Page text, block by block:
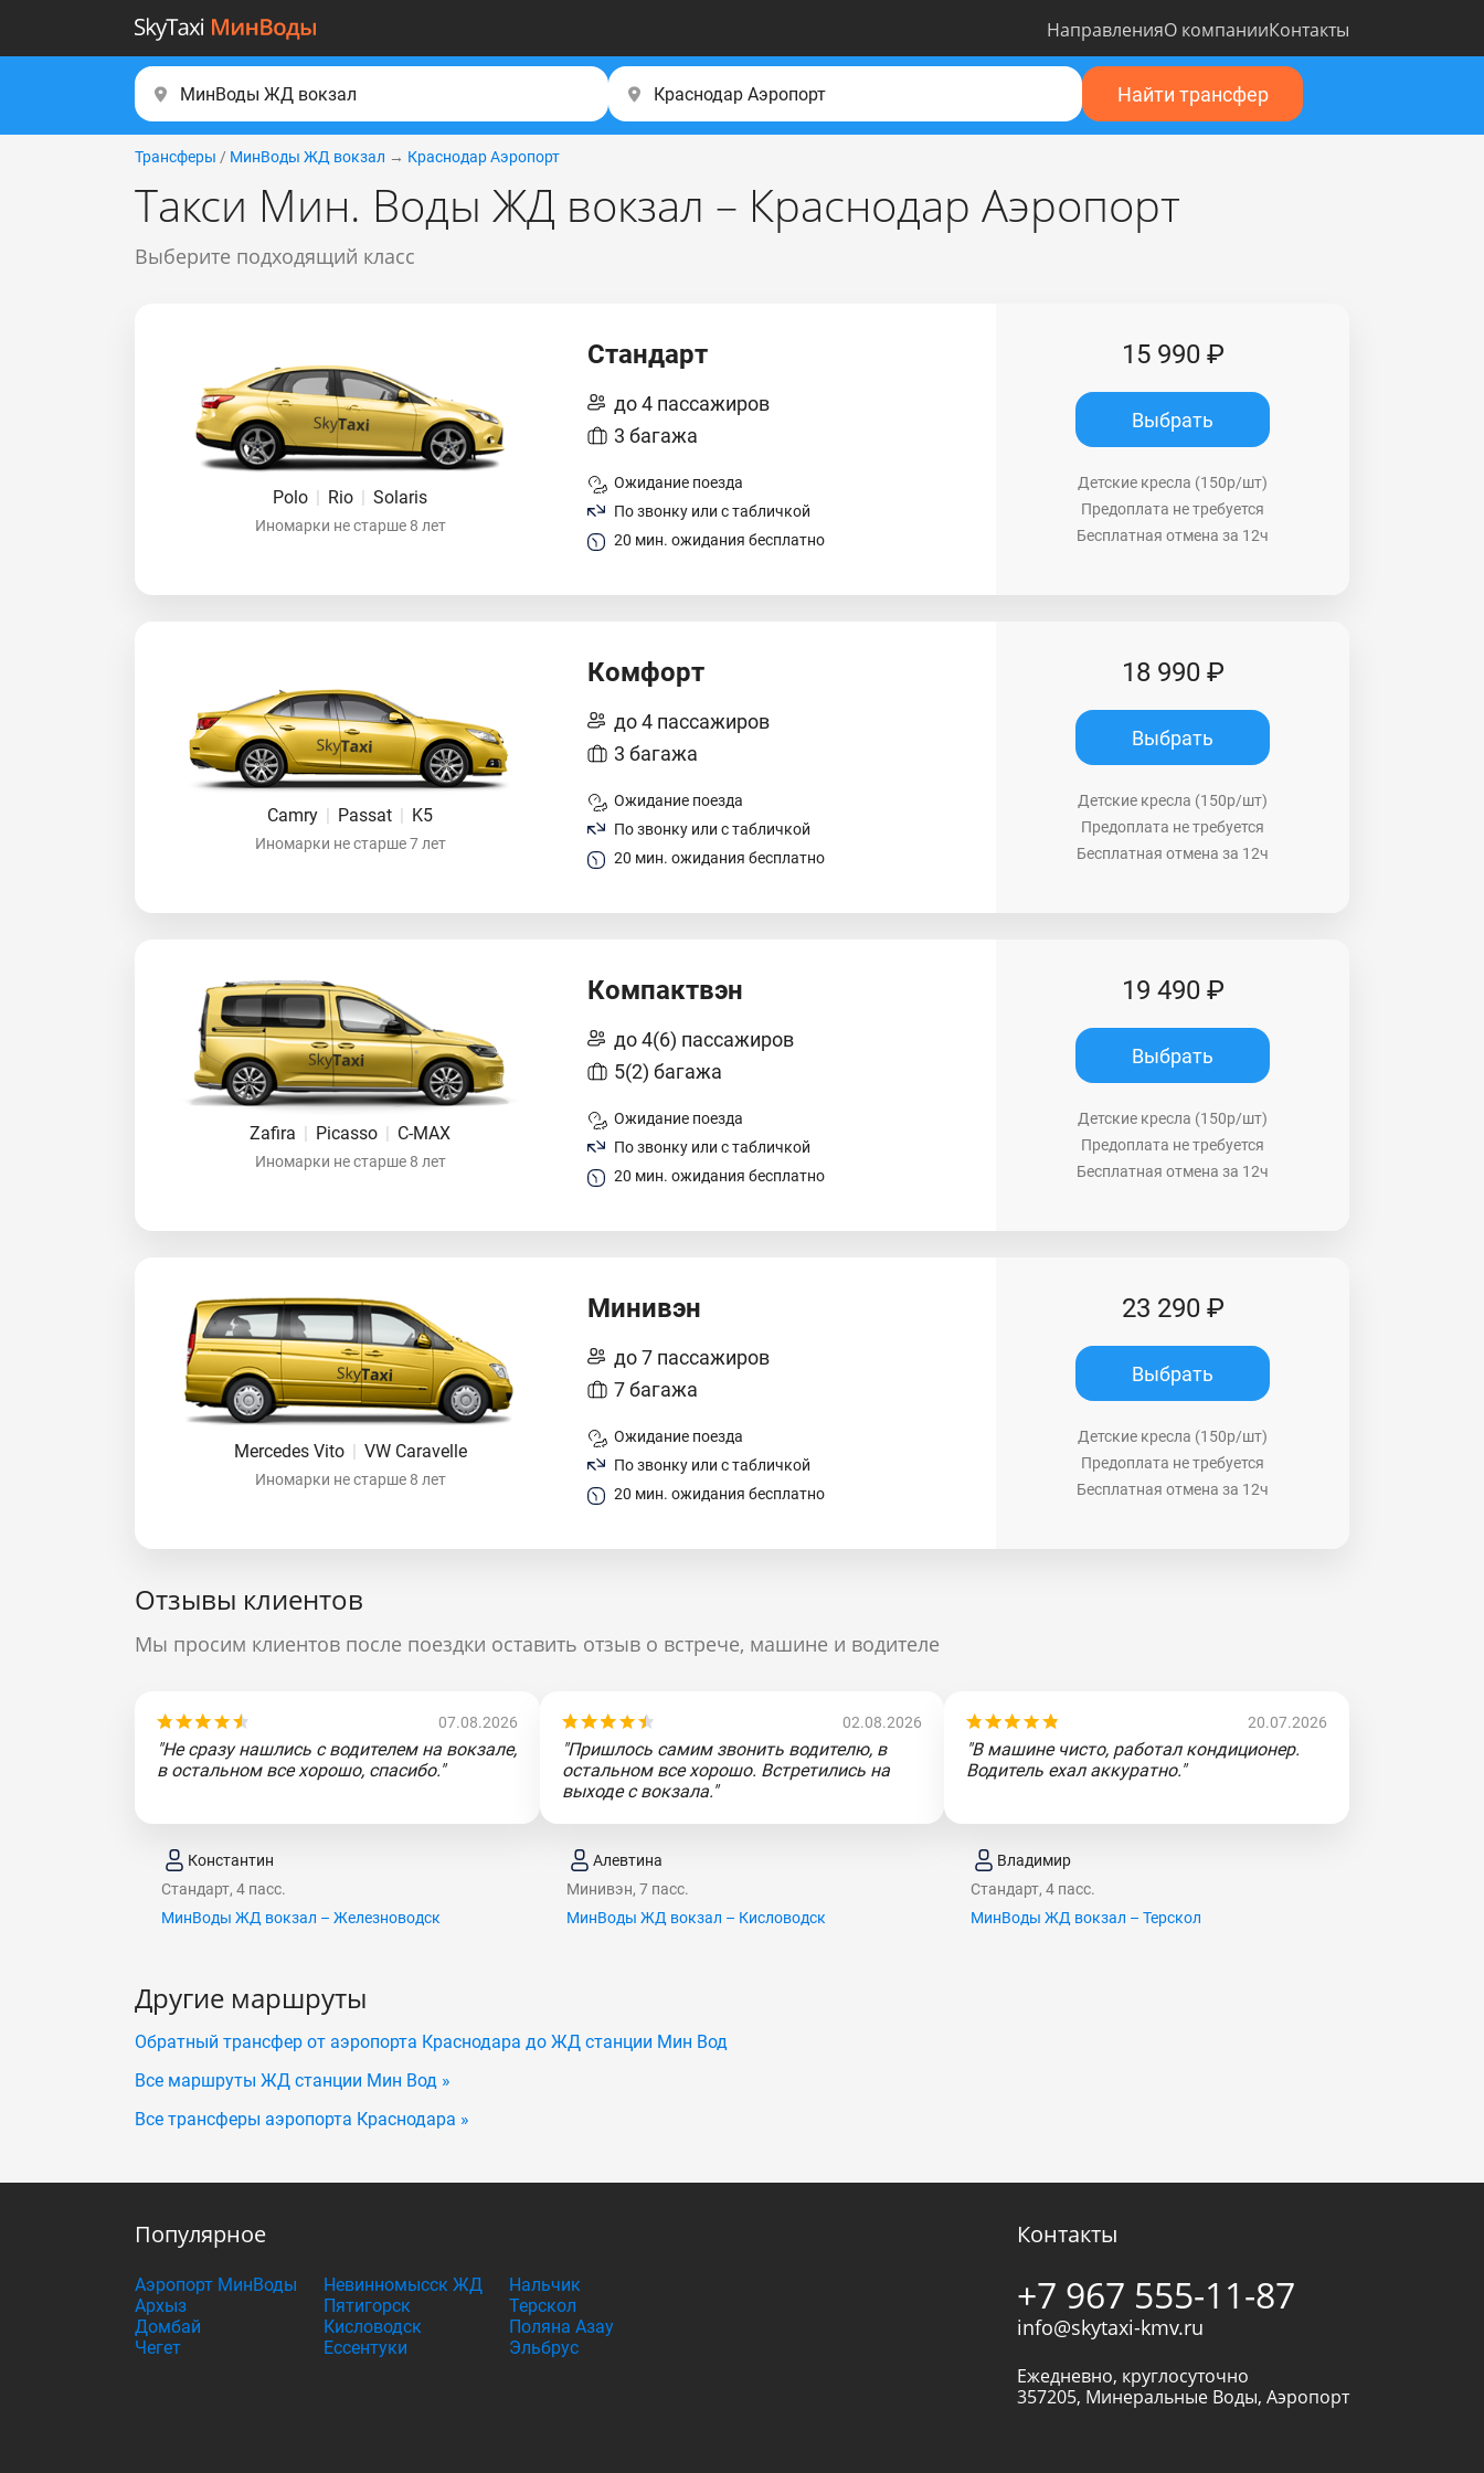
НаправленияО компанииКонтакты
Найти трансфер
Трансферы / МинВоды ЖД вокзал → Краснодар Аэропорт
Такси Мин. Воды ЖД вокзал – Краснодар Аэропорт
Выберите подходящий класс
Polo | Rio | Solaris
Иномарки не старше 8 лет
Стандарт
до 4 пассажиров
3 багажа
Ожидание поезда
По звонку или с табличкой
20 мин. ожидания бесплатно
15 990 ₽
Выбрать
Детские кресла (150р/шт)
Предоплата не требуется
Бесплатная отмена за 12ч
Camry | Passat | K5
Иномарки не старше 7 лет
Комфорт
до 4 пассажиров
3 багажа
Ожидание поезда
По звонку или с табличкой
20 мин. ожидания бесплатно
18 990 ₽
Выбрать
Детские кресла (150р/шт)
Предоплата не требуется
Бесплатная отмена за 12ч
Zafira | Picasso | C-MAX
Иномарки не старше 8 лет
Компактвэн
до 4(6) пассажиров
5(2) багажа
Ожидание поезда
По звонку или с табличкой
20 мин. ожидания бесплатно
19 490 ₽
Выбрать
Детские кресла (150р/шт)
Предоплата не требуется
Бесплатная отмена за 12ч
Mercedes Vito | VW Caravelle
Иномарки не старше 8 лет
Минивэн
до 7 пассажиров
7 багажа
Ожидание поезда
По звонку или с табличкой
20 мин. ожидания бесплатно
23 290 ₽
Выбрать
Детские кресла (150р/шт)
Предоплата не требуется
Бесплатная отмена за 12ч
Отзывы клиентов
Мы просим клиентов после поездки оставить отзыв о встрече, машине и водителе
07.08.2026
"Не сразу нашлись с водителем на вокзале,
в остальном все хорошо, спасибо."
Константин
Стандарт, 4 пасс.
МинВоды ЖД вокзал – Железноводск
02.08.2026
"Пришлось самим звонить водителю, в
остальном все хорошо. Встретились на
выходе с вокзала."
Алевтина
Минивэн, 7 пасс.
МинВоды ЖД вокзал – Кисловодск
20.07.2026
"В машине чисто, работал кондиционер.
Водитель ехал аккуратно."
Владимир
Стандарт, 4 пасс.
МинВоды ЖД вокзал – Терскол
Другие маршруты
Обратный трансфер от аэропорта Краснодара до ЖД станции Мин Вод
Все маршруты ЖД станции Мин Вод »
Все трансферы аэропорта Краснодара »
Популярное
Аэропорт МинВоды
Архыз
Домбай
Чегет
Невинномысск ЖД
Пятигорск
Кисловодск
Ессентуки
Нальчик
Терскол
Поляна Азау
Эльбрус
Контакты
+7 967 555-11-87
info@skytaxi-kmv.ru
Ежедневно, круглосуточно
357205, Минеральные Воды, Аэропорт